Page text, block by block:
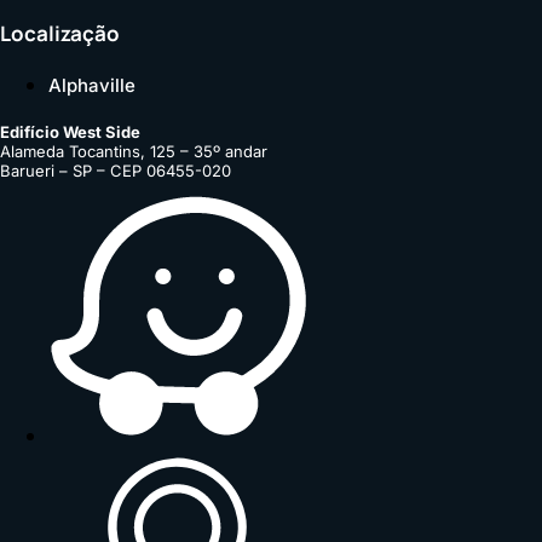
Localização
Alphaville
Edifício West Side
Alameda Tocantins, 125 – 35º andar
Barueri – SP – CEP 06455-020